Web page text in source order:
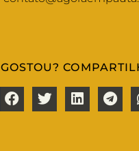
GOSTOU?